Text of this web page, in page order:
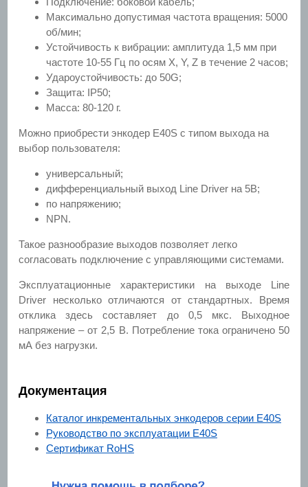
Максимально допустимая частота вращения: 5000
об/мин;
Устойчивость к вибрации: амплитуда 1,5 мм при
частоте 10-55 Гц по осям X, Y, Z в течение 2 часов;
Удароустойчивость: до 50G;
Защита: IP50;
Масса: 80-120 г.
Можно приобрести энкодер E40S с типом выхода на
выбор пользователя:
универсальный;
дифференциальный выход Line Driver на 5В;
по напряжению;
NPN.
Такое разнообразие выходов позволяет легко
согласовать подключение с управляющими системами.
Эксплуатационные характеристики на выходе Line
Driver несколько отличаются от стандартных. Время
отклика здесь составляет до 0,5 мкс. Выходное
напряжение – от 2,5 В. Потребление тока ограничено 50
мА без нагрузки.
Документация
Каталог инкрементальных энкодеров серии E40S
Руководство по эксплуатации E40S
Сертификат RoHS